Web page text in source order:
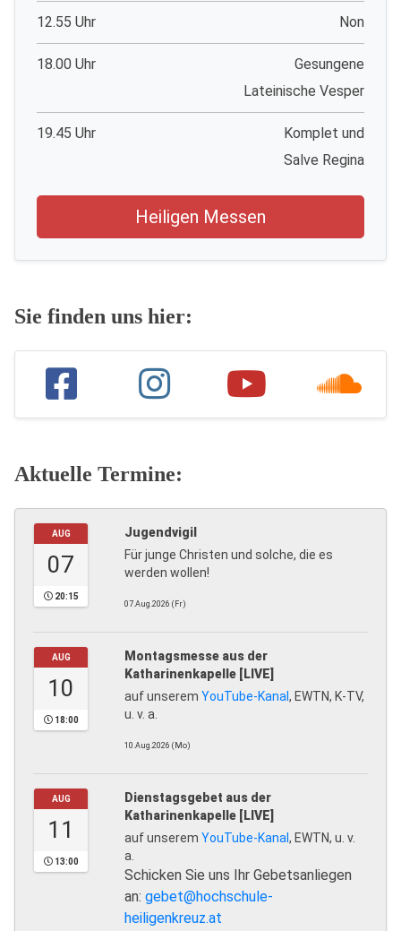
12.55 Uhr Non
18.00 Uhr
Gesungene
Lateinische Vesper
19.45 Uhr
Komplet und
Salve Regina
Heiligen Messen
Sie finden uns hier:
Aktuelle Termine:
AUG
07
20:15
Jugendvigil
Für junge Christen und solche, die es
werden wollen!
07.Aug.2026 (Fr)
AUG
10
18:00
Montagsmesse aus der
Katharinenkapelle [LIVE]
auf unserem YouTube-Kanal, EWTN, K-TV,
u. v. a.
10.Aug.2026 (Mo)
AUG
11
13:00
Dienstagsgebet aus der
Katharinenkapelle [LIVE]
auf unserem YouTube-Kanal, EWTN, u. v.
a.
Schicken Sie uns Ihr Gebetsanliegen
an: gebet@hochschule-
heiligenkreuz.at